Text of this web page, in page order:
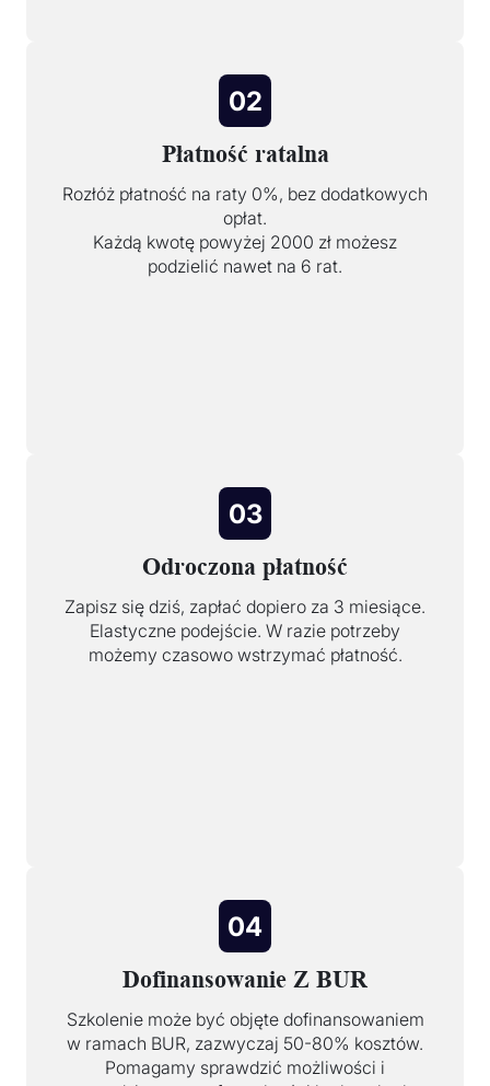
02
Płatność ratalna
Rozłóż płatność na raty 0%, bez dodatkowych
opłat.
Każdą kwotę powyżej 2000 zł możesz
podzielić nawet na 6 rat.
03
Odroczona płatność
Zapisz się dziś, zapłać dopiero za 3 miesiące.
Elastyczne podejście. W razie potrzeby
możemy czasowo wstrzymać płatność.
04
Dofinansowanie Z BUR
Szkolenie może być objęte dofinansowaniem
w ramach BUR, zazwyczaj 50-80% kosztów.
Pomagamy sprawdzić możliwości i